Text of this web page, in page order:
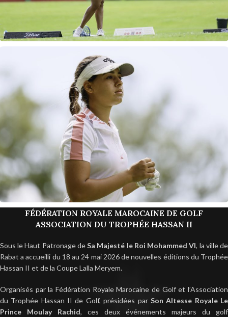
FÉDÉRATION ROYALE MAROCAINE DE GOLF
ASSOCIATION DU TROPHÉE HASSAN II
Sous le Haut Patronage deSa Majesté le Roi Mohammed VI, la ville de
Rabat a accueilli du 18 au 24 mai 2026 de nouvelles éditions du Trophée
Hassan II et de la Coupe Lalla Meryem.
Organisés par la Fédération Royale Marocaine de Golf et l’Association
du Trophée Hassan II de Golf, présidées par Son Altesse Royale Le
Prince Moulay Rachid, ces deux événements majeurs du golf